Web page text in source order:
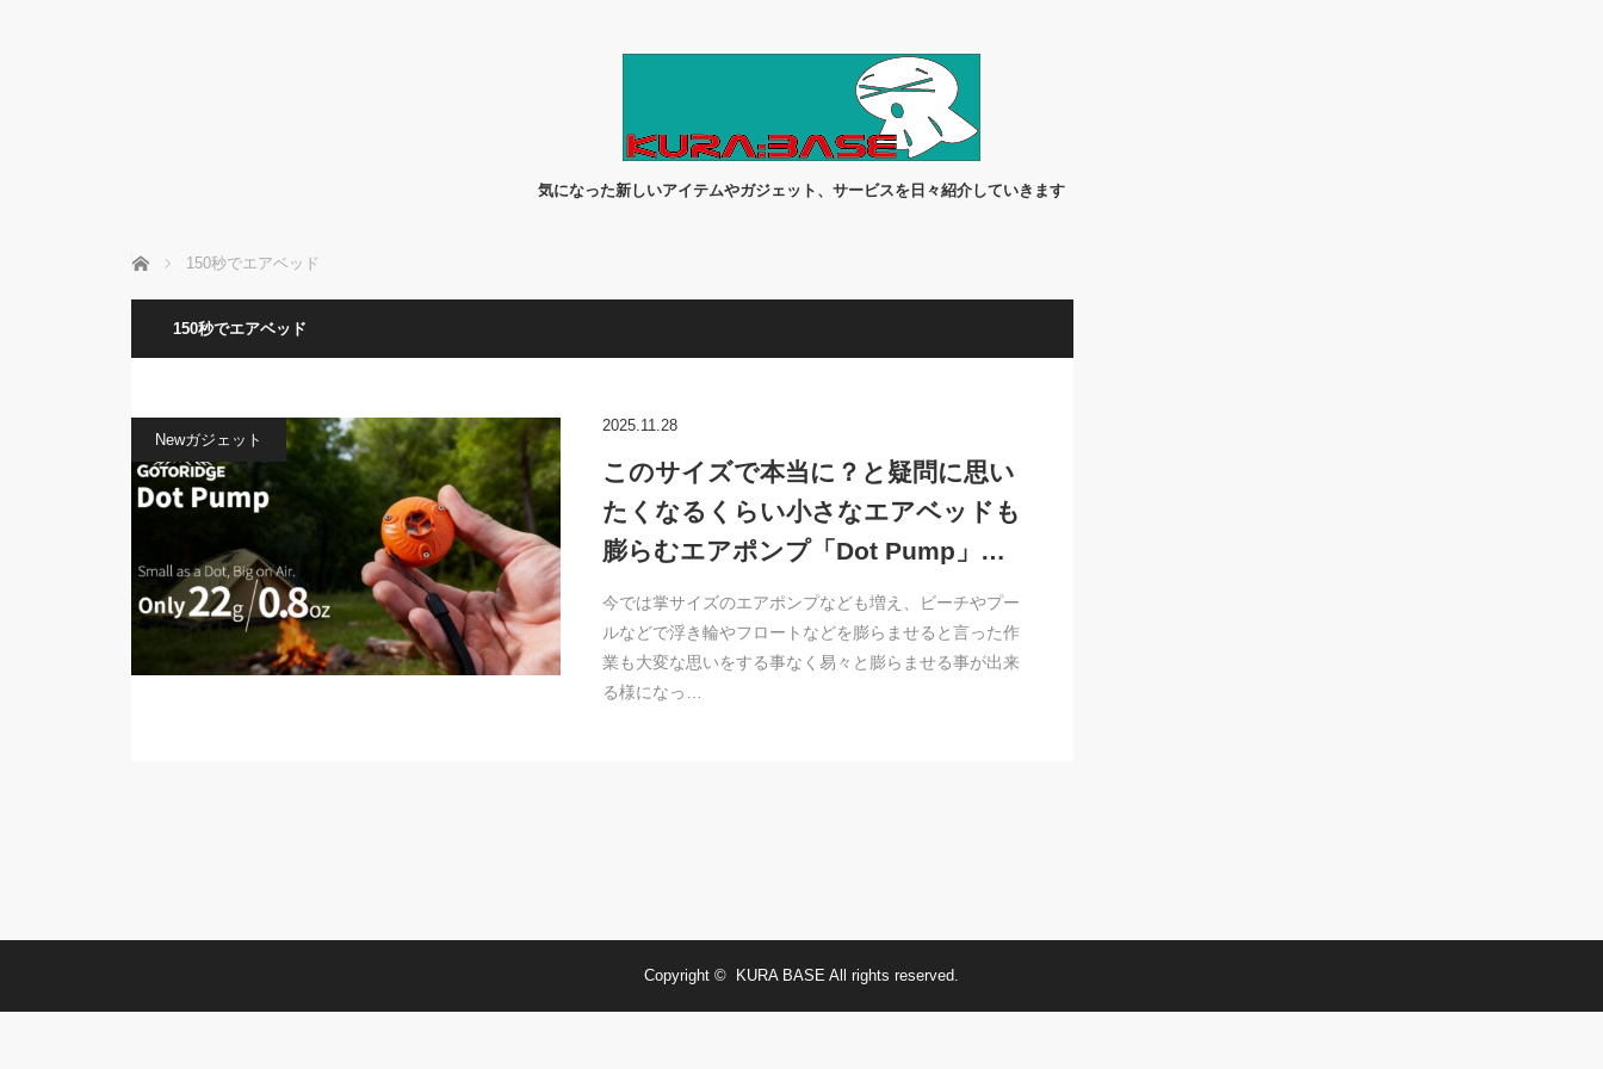
気になった新しいアイテムやガジェット、サービスを日々紹介していきます
ホーム 150秒でエアベッド
150秒でエアベッド
Newガジェット
2025.11.28
このサイズで本当に？と疑問に思い
たくなるくらい小さなエアベッドも
膨らむエアポンプ「Dot Pump」…
今では掌サイズのエアポンプなども増え、ビーチやプー
ルなどで浮き輪やフロートなどを膨らませると言った作
業も大変な思いをする事なく易々と膨らませる事が出来
る様になっ…
Copyright © KURA BASE All rights reserved.